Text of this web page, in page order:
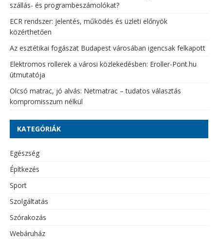
szállás- és programbeszámolókat?
ECR rendszer: jelentés, működés és üzleti előnyök
közérthetően
Az esztétikai fogászat Budapest városában igencsak felkapott
Elektromos rollerek a városi közlekedésben: Eroller-Pont.hu
útmutatója
Olcsó matrac, jó alvás: Netmatrac – tudatos választás
kompromisszum nélkül
KATEGÓRIÁK
Egészség
Építkezés
Sport
Szolgáltatás
Szórakozás
Webáruház